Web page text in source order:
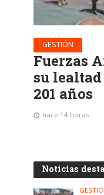
GESTIÓN
Fuerzas
su
201 años
hace 14 horas
Noticias